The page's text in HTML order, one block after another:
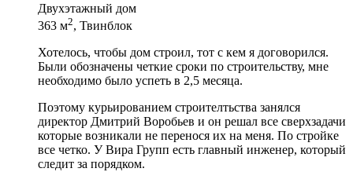
Двухэтажный дом
363 м2, Твинблок
Хотелось, чтобы дом строил, тот с кем я договорился.
Были обозначены четкие сроки по строительству, мне
необходимо было успеть в 2,5 месяца.
Поэтому курьированием строителтьства занялся
директор Дмитрий Воробьев и он решал все сверхзадачи
которые возникали не перенося их на меня. По стройке
все четко. У Вира Групп есть главный инженер, который
следит за порядком.